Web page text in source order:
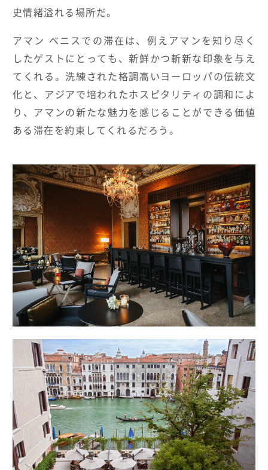
史情緒溢れる場所だ。
アマン べニスでの滞在は、例えアマンを知り尽く
したゲストにとっても、新鮮かつ斬新な印象を与え
てくれる。洗練された格調高いヨーロッパの伝統文
化と、アジアで培われたホスピタリティの調和によ
り、アマンの新たな魅力を感じることができる価値
ある滞在を約束してくれるだろう。